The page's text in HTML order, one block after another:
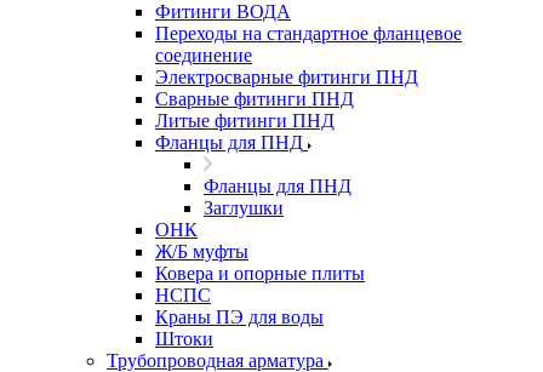
Фитинги ВОДА
Переходы на стандартное фланцевое
соединение
Электросварные фитинги ПНД
Сварные фитинги ПНД
Литые фитинги ПНД
Фланцы для ПНД
Фланцы для ПНД
Заглушки
ОНК
Ж/Б муфты
Ковера и опорные плиты
НСПС
Краны ПЭ для воды
Штоки
Трубопроводная арматура